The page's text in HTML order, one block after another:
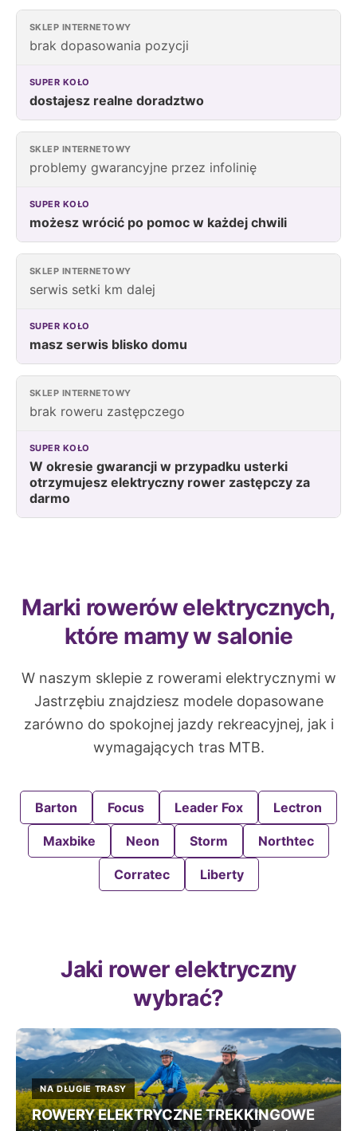
brak dopasowania pozycji
dostajesz realne doradztwo
problemy gwarancyjne przez infolinię
możesz wrócić po pomoc w każdej chwili
serwis setki km dalej
masz serwis blisko domu
brak roweru zastępczego
W okresie gwarancji w przypadku usterki
otrzymujesz elektryczny rower zastępczy za
darmo
Marki rowerów elektrycznych,
które mamy w salonie
W naszym sklepie z rowerami elektrycznymi w
Jastrzębiu znajdziesz modele dopasowane
zarówno do spokojnej jazdy rekreacyjnej, jak i
wymagających tras MTB.
Barton Focus Leader Fox Lectron
Maxbike Neon Storm Northtec
Corratec Liberty
Jaki rower elektryczny
wybrać?
NA DŁUGIE TRASY
ROWERY ELEKTRYCZNE TREKKINGOWE